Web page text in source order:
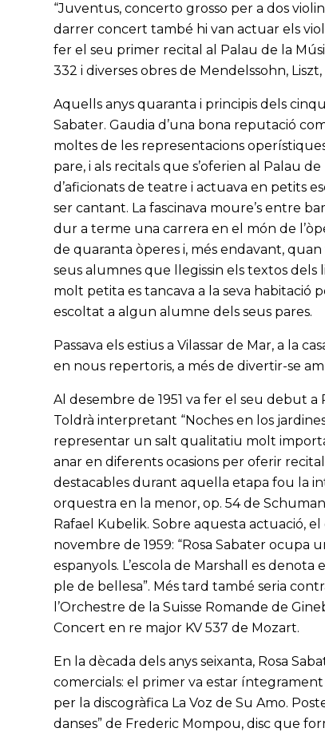
“Juventus, concerto grosso per a dos
darrer concert també hi van actuar els
fer el seu primer recital al Palau de la
332 i diverses obres de Mendelssohn,
Aquells anys quaranta i principis dels
Sabater. Gaudia d’una bona reputació
moltes de les representacions
pare, i als recitals que s’oferien al Palau
d’aficionats de teatre i actuava en petits
ser cantant. La fascinava moure’s entre
dur a terme una carrera en el món de
de quaranta òperes i, més endavant, quan
seus alumnes que llegissin els textos
molt petita es tancava a la seva habitació
escoltat a algun alumne dels seus pares.
Passava els estius a Vilassar de Mar, a la
en nous repertoris, a més de divertir-se
Al desembre de 1951 va fer el seu debut
Toldrà interpretant “Noches en los
representar un salt qualitatiu molt
anar en diferents ocasions per oferir
destacables durant aquella etapa fou la
orquestra en la menor, op. 54 de
Rafael Kubelik. Sobre aquesta actuació,
novembre de 1959: “Rosa Sabater
espanyols. L’escola de Marshall es
ple de bellesa”. Més tard també seria
l’Orchestre de la Suisse Romande de
Concert en re major KV 537 de Mozart.
En la dècada dels anys seixanta, Rosa
comercials: el primer va estar
per la discogràfica La Voz de Su Amo.
danses” de Frederic Mompou, disc que